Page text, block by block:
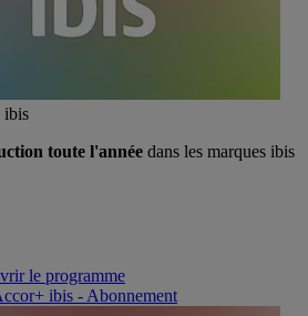
ibis
toute l'année dans les marques ibis
le programme
ibis - Abonnement